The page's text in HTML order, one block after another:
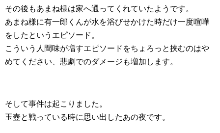
その後もあまね様は家へ通ってくれていたようです。
あまね様に有一郎くんが水を浴びせかけた時だけ一度喧嘩
をしたというエピソード。
こういう人間味が増すエピソードをちょろっと挟むのはや
めてください、悲劇でのダメージも増加します。
そして事件は起こりました。
玉壺と戦っている時に思い出したあの夜です。